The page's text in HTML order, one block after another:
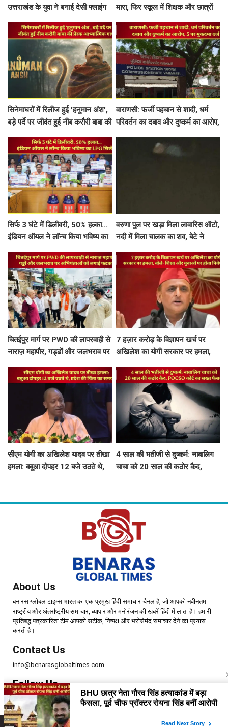
उत्तराखंड के युवा ने बनाई देसी फ्लाइंग
मारा, फिर स्कूल में शिक्षक और छात्रों
सिनेमाघरों में रिलीज हुई 'हनुमान अंश',
बड़े पर्दे पर जीवंत हुई नीब करौरी बाबा की
वाराणसी: फर्जी पहचान से शादी, धर्म
परिवर्तन का दबाव और दुष्कर्म का आरोप,
सिर्फ 3 घंटे में डिलीवरी, 50% हल्का...
इंडियन ऑयल ने लॉन्च किया भविष्य का
वरुणा पुल पर खड़ा मिला लावारिस ऑटो,
नदी में मिला चालक का शव, बेटे ने
चितईपुर मार्ग पर PWD की लापरवाही से
नाराज़ महापौर, गड्ढों और जलभराव पर
7 हज़ार करोड़ के विज्ञापन खर्च पर
अखिलेश का योगी सरकार पर हमला,
तो...
सीएम योगी का अखिलेश यादव पर तीखा
हमला: बबुआ दोपहर 12 बजे उठते थे,
4 साल की भतीजी से दुष्कर्म: नाबालिग
चाचा को 20 साल की कठोर कैद,
About Us
बनारस ग्लोबल टाइम्स भारत का एक प्रमुख हिंदी समाचार चैनल है, जो आपको नवीनतम
राष्ट्रीय और अंतर्राष्ट्रीय समाचार, व्यापार और मनोरंजन की खबरें हिंदी में लाता है। हमारी
प्रतिबद्ध पत्रकारिता टीम आपको सटीक, निष्पक्ष और भरोसेमंद समाचार देने का प्रयास
करती है।
Contact Us
info@benarasglobaltimes.com
Follow Us
Copyright © 2025 | Benaras Global Times | All Rights Reserved.